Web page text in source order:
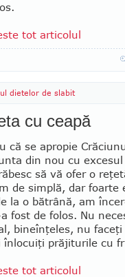
tot articolul
dietelor de slabit
cu ceapă
că se apro­pie
din nou cu
să vă ofer o
de simplă, dar foarte
la o bătrâ­nă, am
fost de fo­los. Nu
bi­­ne­în­ţeles, nu
în­­lo­cuiţi prăji­tu­rile cu
tot articolul